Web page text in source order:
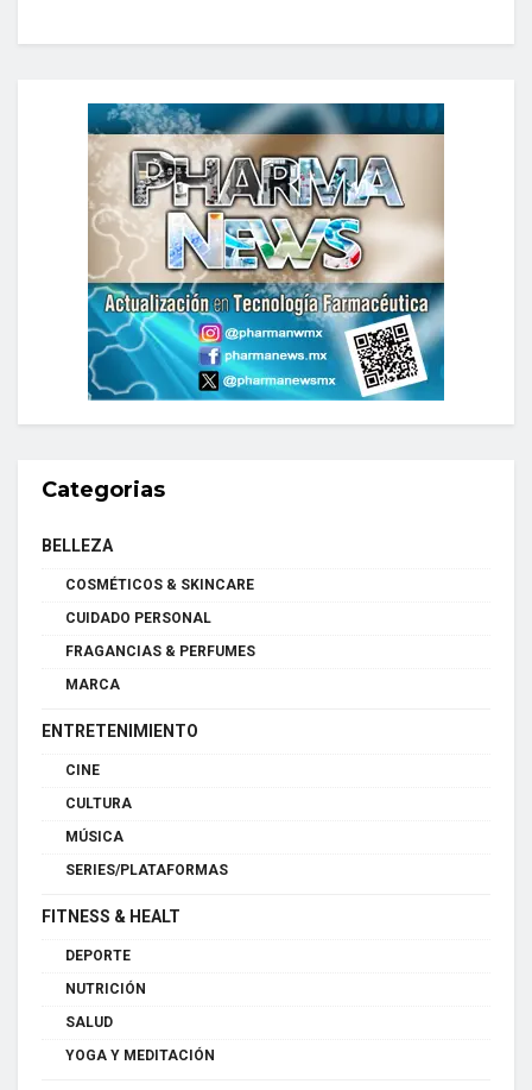
Categorias
BELLEZA
COSMÉTICOS & SKINCARE
CUIDADO PERSONAL
FRAGANCIAS & PERFUMES
MARCA
ENTRETENIMIENTO
CINE
CULTURA
MÚSICA
SERIES/PLATAFORMAS
FITNESS & HEALT
DEPORTE
NUTRICIÓN
SALUD
YOGA Y MEDITACIÓN